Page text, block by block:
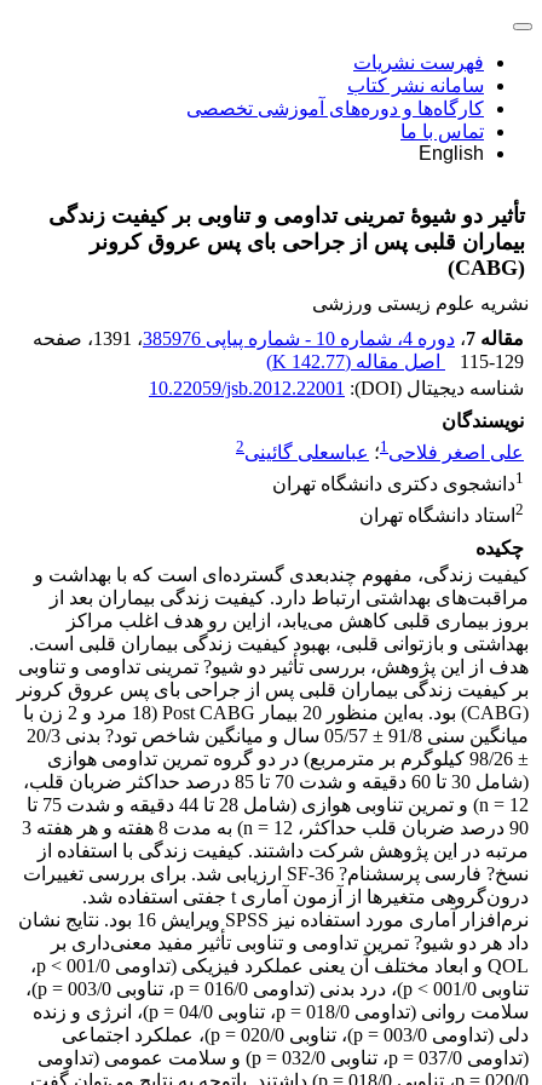
فهرست نشریات
سامانه نشر کتاب
کارگاه‌ها و دوره‌های آموزشی تخصصی
تماس با ما
English
تأثیر دو شیوۀ تمرینی تداومی و تناوبی بر کیفیت زندگی
بیماران قلبی پس از جراحی بای پس عروق کرونر
(CABG)
نشریه علوم زیستی ورزشی
مقاله 7
، دوره 4، شماره 10 - شماره پیاپی 385976 ، 1391
، صفحه
115-129
اصل مقاله (142.77 K
)
شناسه دیجیتال (DOI):
10.22059/jsb.2012.22001
نویسندگان
علی اصغر فلاحی1؛ عباسعلی گائینی2
1دانشجوی دکتری دانشگاه تهران
2 استاد دانشگاه تهران
چکیده
کیفیت زندگی، مفهوم چندبعدی گسترده‌ای است که با بهداشت و
مراقبت‌های بهداشتی ارتباط دارد. کیفیت زندگی بیماران بعد از
بروز بیماری قلبی کاهش می‌یابد، ازاین‌ رو هدف اغلب مراکز
بهداشتی و بازتوانی قلبی، بهبود کیفیت زندگی بیماران قلبی است.
هدف از این پژوهش، بررسی تأثیر دو شیو? تمرینی تداومی و تناوبی
بر کیفیت زندگی بیماران قلبی پس از جراحی بای پس عروق کرونر
(CABG) بود. به‌این منظور 20 بیمار Post CABG (18 مرد و 2 زن با
میانگین سنی 91/8 ± 05/57 سال و میانگین شاخص تود? بدنی 20/3
± 98/26 کیلوگرم بر مترمربع) در دو گروه تمرین تداومی هوازی
(شامل 30 تا 60 دقیقه و شدت 70 تا 85 درصد حداکثر ضربان قلب،
12 = n) و تمرین تناوبی هوازی (شامل 28 تا 44 دقیقه و شدت 75 تا
90 درصد ضربان قلب حداکثر، 12 = n) به مدت 8 هفته و هر هفته 3
مرتبه در این پژوهش شرکت داشتند. کیفیت زندگی با استفاده از
نسخ? فارسی پرسشنام? 36-SF ارزیابی شد. برای بررسی تغییرات
درون‌گروهی متغیرها از آزمون آماری t جفتی استفاده شد.
نرم‌افزار آماری مورد استفاده نیز SPSS ویرایش 16 بود. نتایج نشان
داد هر دو شیو? تمرین تداومی و تناوبی تأثیر مفید معنی‌داری بر
QOL و ابعاد مختلف آن یعنی عملکرد فیزیکی (تداومی 001/0 > p،
تناوبی 001/0 > p)، درد بدنی (تداومی 016/0 = p، تناوبی 003/0 = p)،
سلامت روانی (تداومی 018/0 = p، تناوبی 04/0 = p)، انرژی و زنده
دلی (تداومی 003/0 = p)، تناوبی 020/0 = p)، عملکرد اجتماعی
(تداومی 037/0 = p، تناوبی 032/0 = p) و سلامت عمومی (تداومی
020/0 = p، تناوبی 018/0 = p) داشتند. باتوجه به نتایج می‌توان گفت